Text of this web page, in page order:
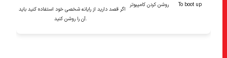
اگر قصد دارید از رایانه شخصی خود استفاده کنید باید
روشن کردن کامپیوتر To boot up